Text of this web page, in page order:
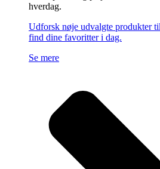
hverdag.
Udforsk nøje udvalgte produkter
find dine favoritter i dag.
Se mere